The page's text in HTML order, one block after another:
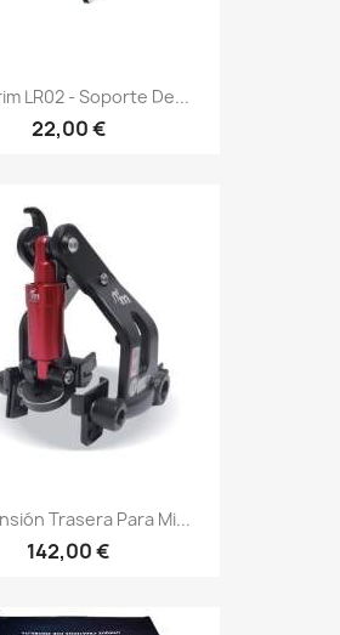
LR02 - Soporte De...
22,00 €
Trasera Para Mi...
142,00 €